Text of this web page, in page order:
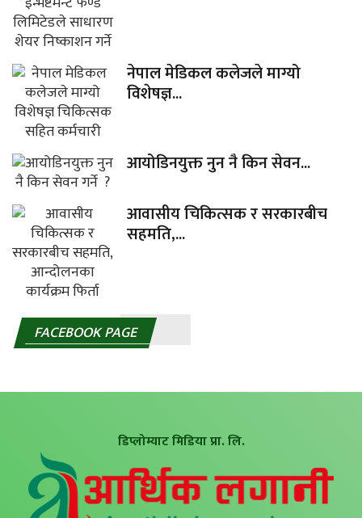
नेपाल मेडिकल कलेजले माग्यो
विशेषज्ञ...
आयोडिनयुक्त नुन नै किन सेवन...
आवासीय चिकित्सक र सरकारबीच
सहमति,...
FACEBOOK PAGE
डिप्लोम्याट मिडिया प्रा. लि.